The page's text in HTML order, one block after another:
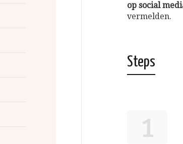
op social
vermelden.
Steps
1